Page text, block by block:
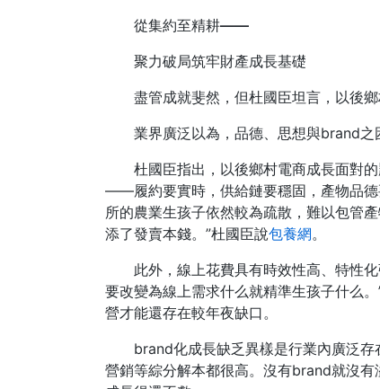
從集約至精耕——
聚力破局筑牢財產成長基礎
盡管成就斐然，但杜國臣坦言，以後
業界廣泛以為，品德、思想與brand之
杜國臣指出，以後鄉村電商成長面對
——履約要實時，供給鏈要穩固，產物品德
所的農業生孩子依然較為疏散，難以包管
添了發賣本錢。”杜國臣說包養網。
此外，線上花費具有時效性高、特性
要改變為線上需求什么就精準生孩子什么
營才能還存在較年夜缺口。
brand化成長缺乏異樣是行業內廣泛
營銷等綜分解本都很高。沒有brand就沒